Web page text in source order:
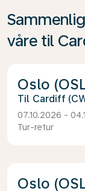
våre til
Oslo
Cardiff
07.10.2026 -
Tur-retur
Oslo